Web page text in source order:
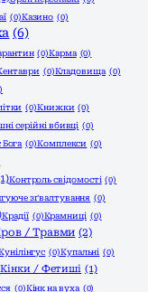
(0)Казино (0)
(6)
(0)Карма (0)
(0)Кладовища (0)
(0)Книжки (0)
серійні вбивці (0)
(0)Комплекси (0)
Контроль свідомості (0)
зґвалтування (0)
Крадії (0)Крамниці (0)
/ Травми (2)
(0)Купальні (0)
Кінки / Фетиші (1)
(0)Кінк на вуха (0)